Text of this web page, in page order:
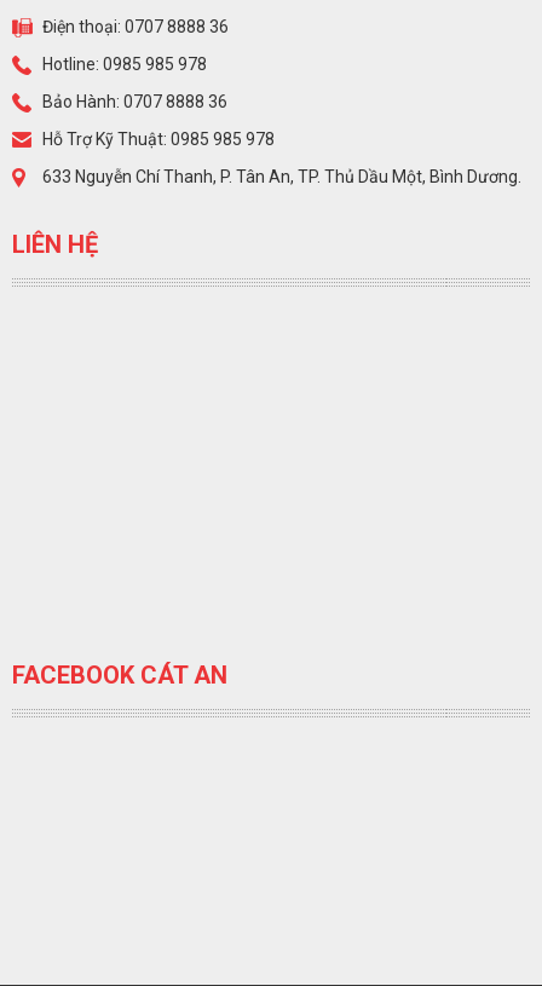
Điện thoại: 0707 8888 36
Hotline: 0985 985 978
Bảo Hành: 0707 8888 36
Hỗ Trợ Kỹ Thuật: 0985 985 978
633 Nguyễn Chí Thanh, P. Tân An, TP. Thủ Dầu Một, Bình Dương.
LIÊN HỆ
FACEBOOK CÁT AN